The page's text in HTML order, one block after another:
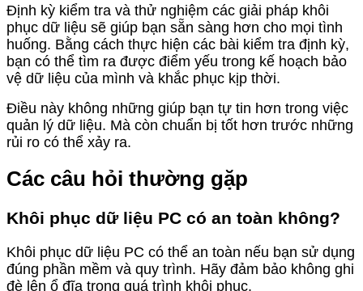
Định kỳ kiểm tra và thử nghiệm các giải pháp khôi
phục dữ liệu sẽ giúp bạn sẵn sàng hơn cho mọi tình
huống. Bằng cách thực hiện các bài kiểm tra định kỳ,
bạn có thể tìm ra được điểm yếu trong kế hoạch bảo
vệ dữ liệu của mình và khắc phục kịp thời.
Điều này không những giúp bạn tự tin hơn trong việc
quản lý dữ liệu. Mà còn chuẩn bị tốt hơn trước những
rủi ro có thể xảy ra.
Các câu hỏi thường gặp
Khôi phục dữ liệu PC có an toàn không?
Khôi phục dữ liệu PC có thể an toàn nếu bạn sử dụng
đúng phần mềm và quy trình. Hãy đảm bảo không ghi
đè lên ổ đĩa trong quá trình khôi phục.